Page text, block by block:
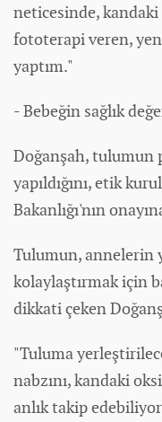
neticesinde,
fototerapi veren,
yaptım."
- Bebeğin sağlık
Doğanşah, tulumun
yapıldığını, etik
Bakanlığı'nın
Tulumun, annelerin
kolaylaştırmak için
dikkati çeken
"Tuluma
nabzını, kandaki
anlık takip